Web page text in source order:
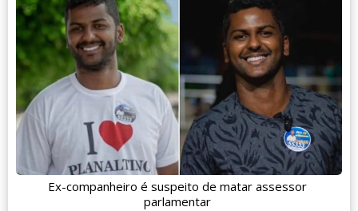
Ex-companheiro é suspeito de matar assessor
parlamentar